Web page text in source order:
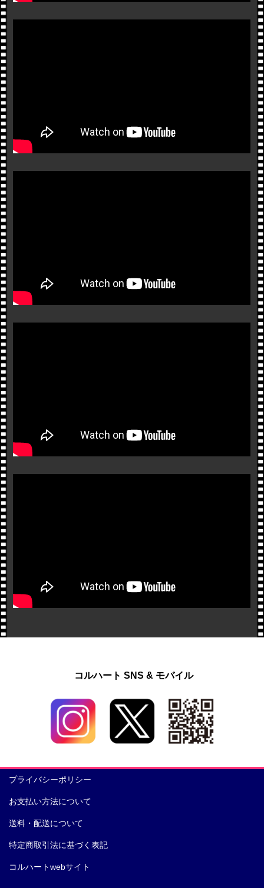
コルハート SNS & モバイル
プライバシーポリシー
お支払い方法について
送料・配送について
特定商取引法に基づく表記
コルハートwebサイト